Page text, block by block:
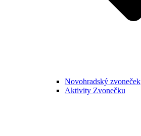
Novohradský zvoneček
Aktivity Zvonečku